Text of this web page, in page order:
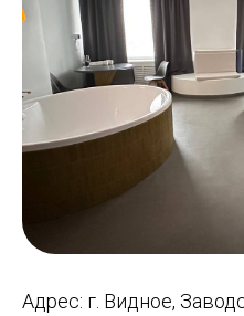
Адрес: г. Видное,